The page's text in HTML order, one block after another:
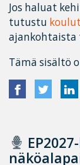
Jos haluat
tutustu
ajankohtaista
Tämä sisältö